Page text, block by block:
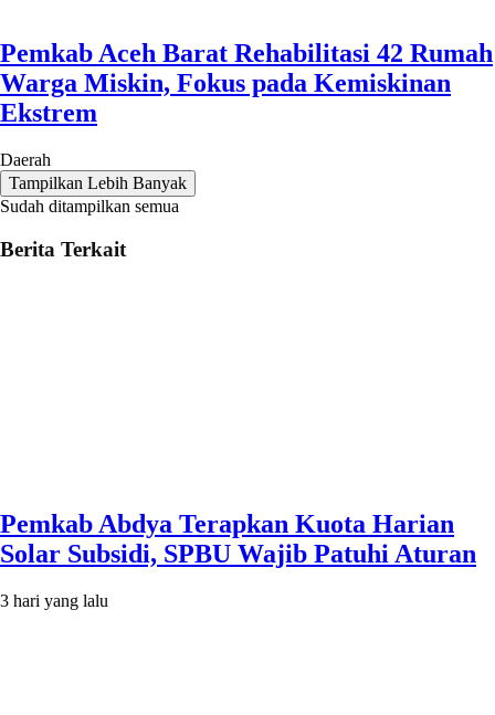
Pemkab Aceh Barat Rehabilitasi 42 Rumah
Warga Miskin, Fokus pada Kemiskinan
Ekstrem
Daerah
Tampilkan Lebih Banyak
Sudah ditampilkan semua
Berita Terkait
Pemkab Abdya Terapkan Kuota Harian
Solar Subsidi, SPBU Wajib Patuhi Aturan
3 hari yang lalu